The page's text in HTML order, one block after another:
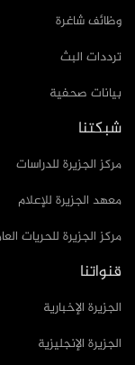
وظائف شاغرة
ترددات البث
بيانات صحفية
شبكتنا
مركز الجزيرة للدراسات
معهد الجزيرة للإعلام
مركز الجزيرة للحريات
قنواتنا
الجزيرة الإخبارية
الجزيرة الإنجليزية